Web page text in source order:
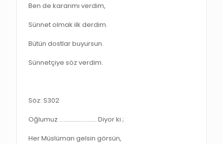
Ben de kararımı verdim,
Sünnet olmak ilk derdim.
Bütün dostlar buyursun.
Sünnetçiye söz verdim.
Söz: S302
Oğlumuz ……………………. Diyor ki ;
Her Müslüman gelsin görsün,